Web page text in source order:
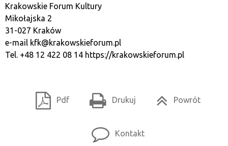
Krakowskie Forum Kultury
Mikołajska 2
31-027 Kraków
e-mail kfk@krakowskieforum.pl
Tel. +48 12 422 08 14 https://krakowskieforum.pl
Pdf Drukuj Powrót
Kontakt